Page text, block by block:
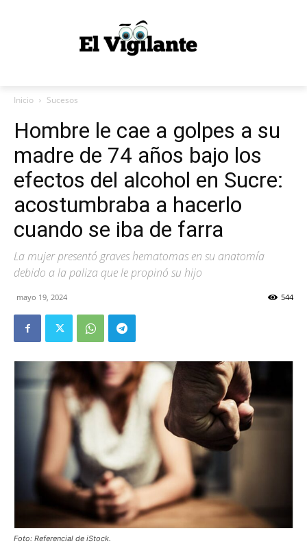
Inicio Sucesos
Hombre le cae a golpes a su
madre de 74 años bajo los
efectos del alcohol en Sucre:
acostumbraba a hacerlo
cuando se iba de farra
La mujer presentó graves hematomas en su anatomía
debido a la paliza que le propinó su hijo
mayo 19, 2024 544
Foto: Referencial de iStock.